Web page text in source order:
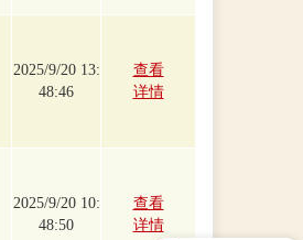
2025/9/20 13:
48:46
查看
详情
2025/9/20 10:
48:50
查看
详情